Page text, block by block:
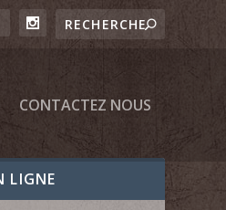
CONTACTEZ NOUS
LIGNE